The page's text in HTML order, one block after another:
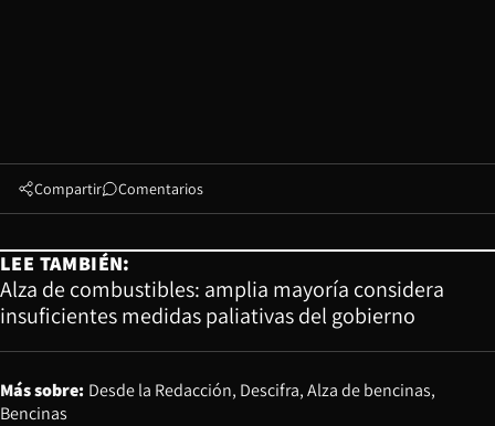
Compartir Comentarios
LEE TAMBIÉN:
Alza de combustibles: amplia mayoría considera
insuficientes medidas paliativas del gobierno
Más sobre: Desde la Redacción Descifra Alza de bencinas
Bencinas